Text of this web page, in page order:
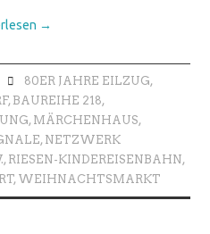
→
80ER JAHRE EILZUG,
, BAUREIHE 218,
, MÄRCHENHAUS,
, NETZWERK
, RIESEN-KINDEREISENBAHN,
, WEIHNACHTSMARKT